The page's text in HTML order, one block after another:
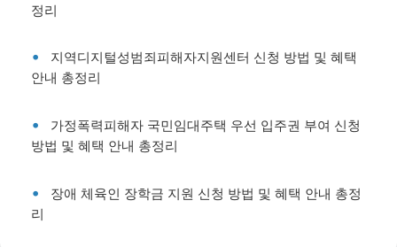
정리
지역디지털성범죄피해자지원센터 신청 방법 및 혜택
안내 총정리
가정폭력피해자 국민임대주택 우선 입주권 부여 신청
방법 및 혜택 안내 총정리
장애 체육인 장학금 지원 신청 방법 및 혜택 안내 총정
리